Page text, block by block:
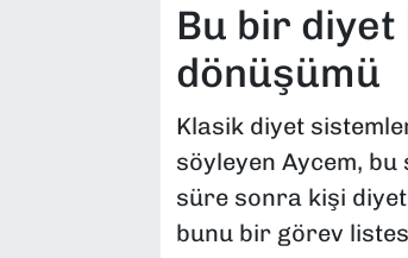
Bu bir
dönüşümü
Klasik diyet
söyleyen Aycem,
süre sonra kişi
bunu bir görev